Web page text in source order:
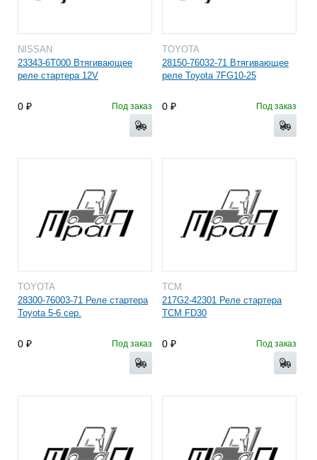
NISSAN
23343-6T000 Втягивающее
реле стартера 12V
0 Под заказ
TOYOTA
28150-76032-71 Втягивающее
реле Toyota 7FG10-25
0 Под заказ
TOYOTA
28300-76003-71 Реле стартера
Toyota 5-6 сер.
0 Под заказ
TCM
217G2-42301 Реле стартера
TCM FD30
0 Под заказ